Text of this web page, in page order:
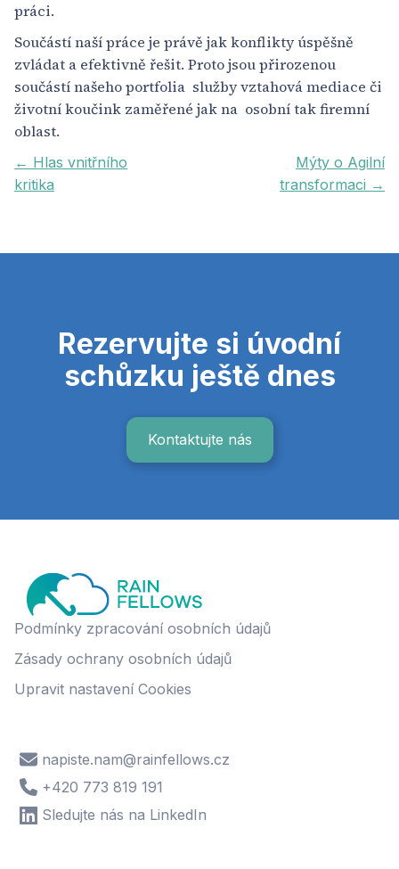
práci.
Součástí naší práce je právě jak konflikty úspěšně
zvládat a efektivně řešit. Proto jsou přirozenou
součástí našeho portfolia služby vztahová mediace či
životní koučink zaměřené jak na osobní tak firemní
oblast.
← Hlas vnitřního
kritika
Mýty o Agilní
transformaci →
Rezervujte si úvodní
schůzku ještě dnes
Kontaktujte nás
Podmínky zpracování osobních údajů
Zásady ochrany osobních údajů
Upravit nastavení Cookies
napiste.nam@rainfellows.cz
+420 773 819 191
Sledujte nás na LinkedIn